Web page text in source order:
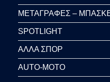
ΜΕΤΑΓΡΑΦΕΣ –
SPOTLIGHT
ΑΛΛΑ ΣΠΟΡ
AUTO-MOTO